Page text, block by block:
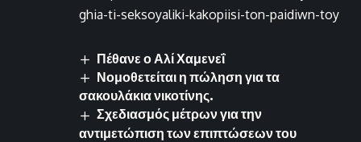
ghia-ti-seksoyaliki-kakopiisi-ton-paidiwn-toy
Πέθανε ο Αλί Χαμενεΐ
Νομοθετείται η πώληση για τα
σακουλάκια νικοτίνης.
Σχεδιασμός μέτρων για την
αντιμετώπιση των επιπτώσεων του